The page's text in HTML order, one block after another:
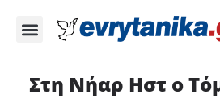
Στη Νήαρ Ηστ ο